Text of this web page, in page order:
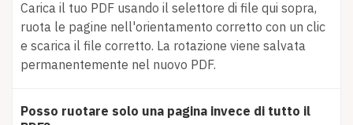
Carica il tuo PDF usando il selettore di file qui sopra,
ruota le pagine nell'orientamento corretto con un clic
e scarica il file corretto. La rotazione viene salvata
permanentemente nel nuovo PDF.
Posso ruotare solo una pagina invece di tutto il